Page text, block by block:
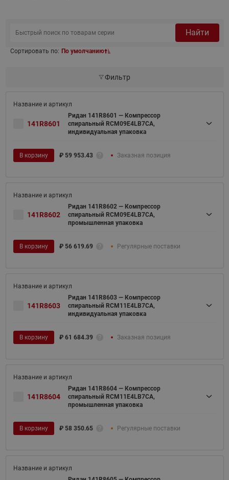
Найти
Сортировать по: По умолчанию
Фильтр
141R8601
Ридан 141R8601 — Компрессор
спиральный RCM09E4LB7CA,
индивидуальная упаковка
В корзину ₽ 59 953.43 Заказная позиция
141R8602
Ридан 141R8602 — Компрессор
спиральный RCM09E4LB7CA,
промышленная упаковка
В корзину ₽ 56 619.69 Регулярные поставки
141R8603
Ридан 141R8603 — Компрессор
спиральный RCM11E4LB7CA,
индивидуальная упаковка
В корзину ₽ 61 684.39 Заказная позиция
141R8604
Ридан 141R8604 — Компрессор
спиральный RCM11E4LB7CA,
промышленная упаковка
В корзину ₽ 58 350.65 Регулярные поставки